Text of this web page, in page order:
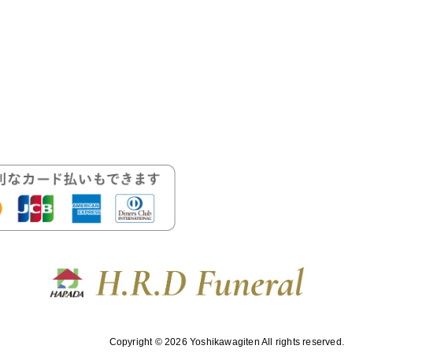
Copyright © 2026 Yoshikawagiten All rights reserved.